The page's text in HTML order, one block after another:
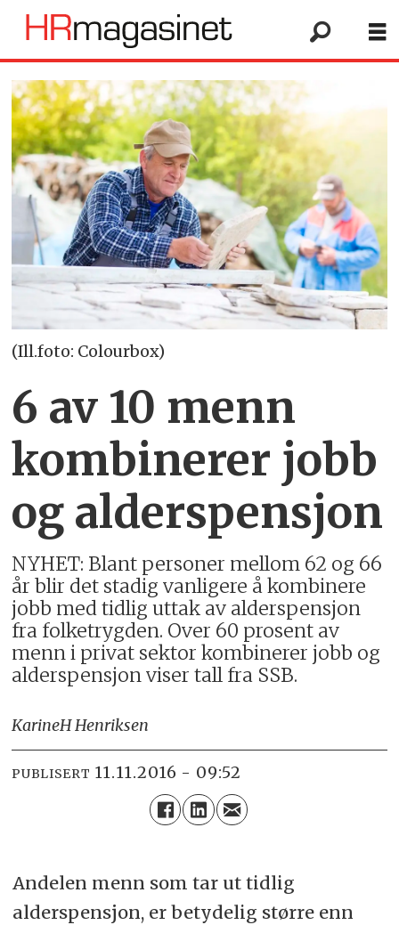
(Ill.foto: Colourbox)
6 av 10 menn
kombinerer jobb
og alderspensjon
NYHET: Blant personer mellom 62 og 66
år blir det stadig vanligere å kombinere
jobb med tidlig uttak av alderspensjon
fra folketrygden. Over 60 prosent av
menn i privat sektor kombinerer jobb og
alderspensjon viser tall fra SSB.
KarineH Henriksen
PUBLISERT 11.11.2016 - 09:52
Andelen menn som tar ut tidlig
alderspensjon, er betydelig større enn